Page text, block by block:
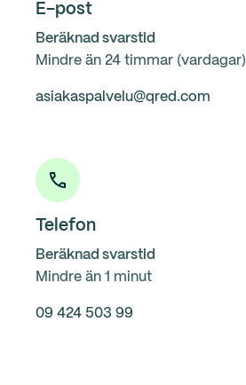
E-post
Beräknad svarstid
Mindre än 24 timmar (vardagar)
asiakaspalvelu@qred.com
Telefon
Beräknad svarstid
Mindre än 1 minut
09 424 503 99